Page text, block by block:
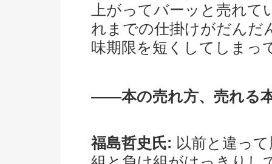
上がってバーッと売れ
れまでの仕掛けがだんだ
味期限を短くしてしまっ
――本の売れ方、売れる
福島哲史氏: 以前と違っ